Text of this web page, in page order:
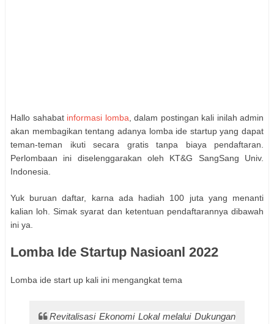
Hallo sahabat informasi lomba , dalam postingan kali inilah admin
akan membagikan tentang adanya lomba ide startup yang dapat
teman-teman ikuti secara gratis tanpa biaya pendaftaran.
Perlombaan ini diselenggarakan oleh KT&G SangSang Univ.
Indonesia.
Yuk buruan daftar, karna ada hadiah 100 juta yang menanti
kalian loh. Simak syarat dan ketentuan pendaftarannya dibawah
ini ya.
Lomba Ide Startup Nasioanl 2022
Lomba ide start up kali ini mengangkat tema
Revitalisasi Ekonomi Lokal melalui Dukungan